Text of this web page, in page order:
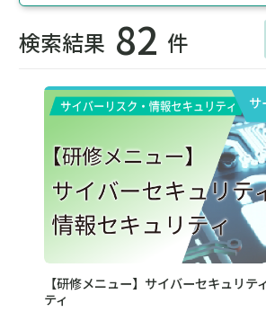
検索結果 82 件
サ
【研修メニュー】サイバーセキュリテ
ティ